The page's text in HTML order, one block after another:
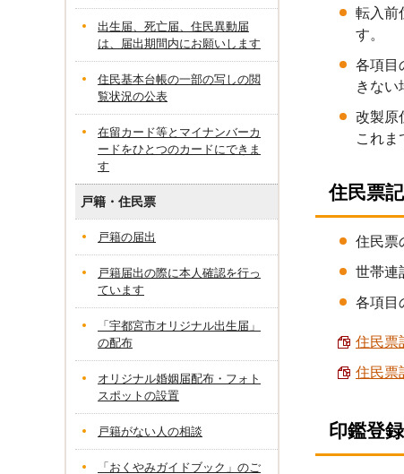
転入前
す。
各項目
きない
改製原
これま
住民票
住民票
世帯連
各項目
住民票
住民票
印鑑登
出生届、死亡届、住民異動届
は、届出期間内にお願いします
住民基本台帳の一部の写しの閲
覧状況の公表
在留カード等とマイナンバーカ
ードをひとつのカードにできま
す
戸籍・住民票
戸籍の届出
戸籍届出の際に本人確認を行っ
ています
「宇都宮市オリジナル出生届」
の配布
オリジナル婚姻届配布・フォト
スポットの設置
戸籍がない人の相談
「おくやみガイドブック」のご